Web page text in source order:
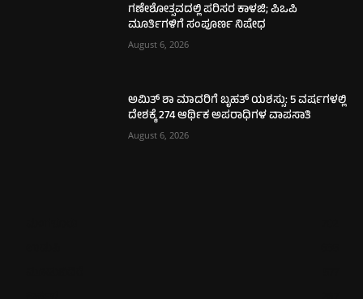
ಗಣೇಶೋತ್ಸವದಲ್ಲಿ ಪರಿಸರ ಕಾಳಜಿ; ಪಿಒಪಿ
ಮೂರ್ತಿಗಳಿಗೆ ಸಂಪೂರ್ಣ ನಿಷೇಧ
August 6, 2026
ಅಮಿತ್ ಶಾ ಮಾದರಿಗೆ ಬೃಹತ್ ಯಶಸ್ಸು: 5 ವರ್ಷಗಳಲ್ಲಿ
ದೇಶಕ್ಕೆ 274 ಆರ್ಥಿಕ ಅಪರಾಧಿಗಳ ವಾಪಸಾತಿ
August 6, 2026